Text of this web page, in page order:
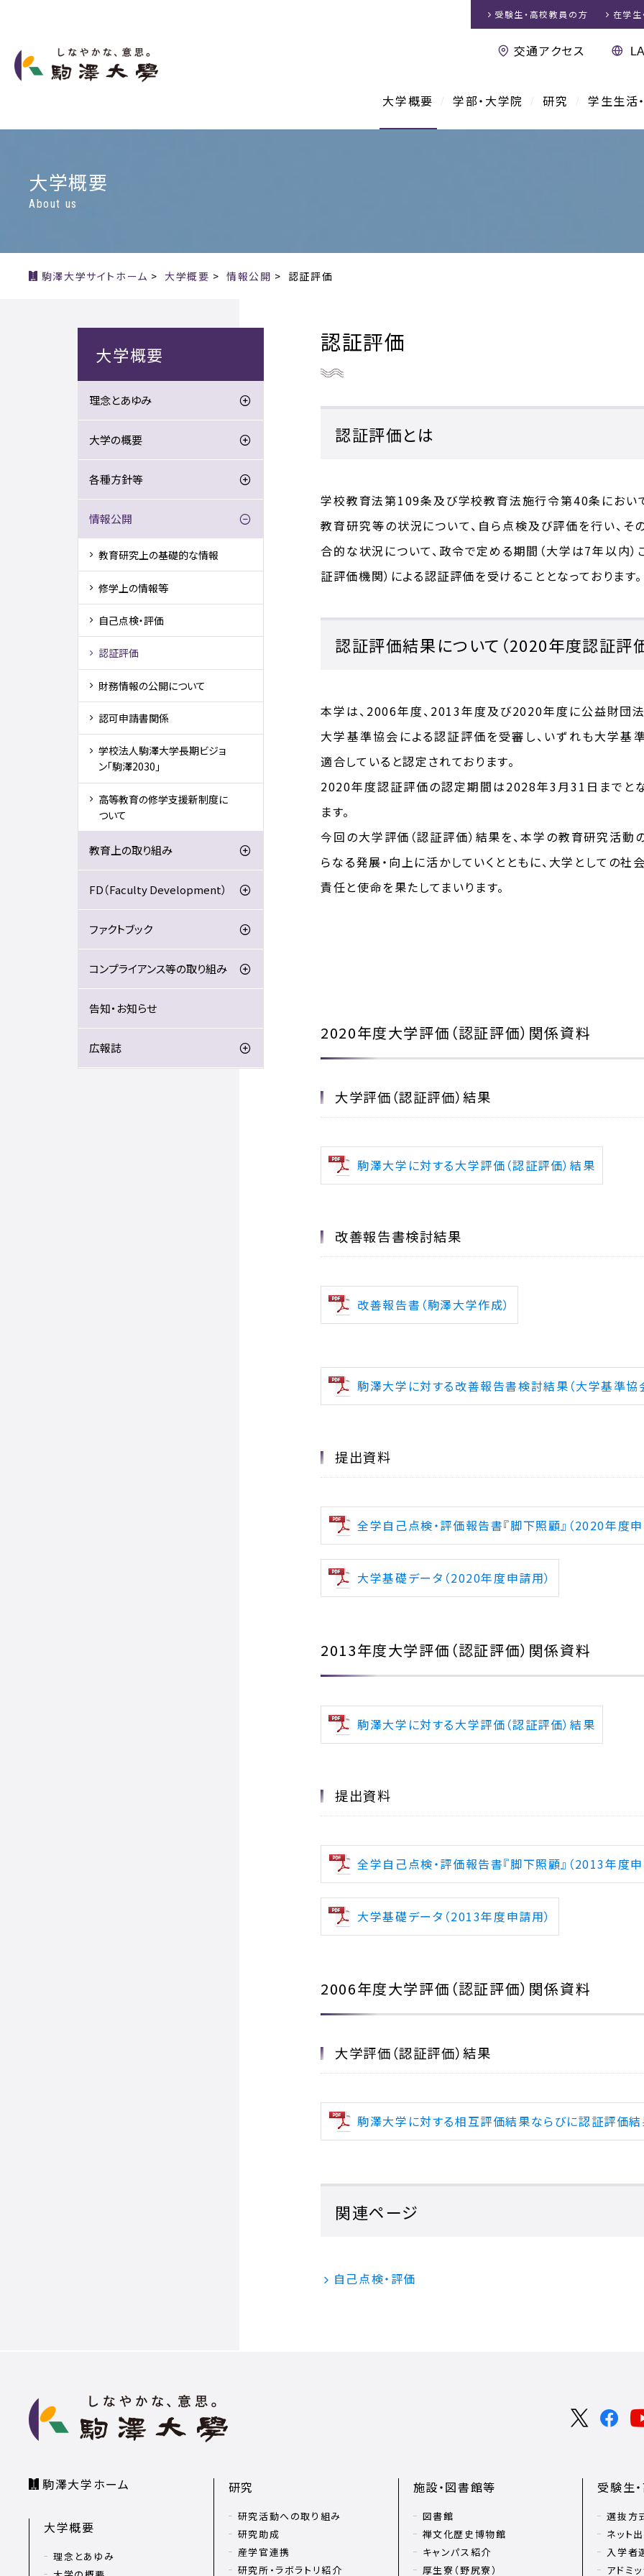
大学概要 学部・大学院 研究 学生生活
受験生・高校教員 の方 在学生
交通アクセス
大学概要
About us
駒澤大学サイトホーム >大学概要 >情報公開 > 認証評価
認証評価
認証評価とは
学校教育法第109条及び学校教育法施行令第40条におい
教育研究等の状況について、自ら点検及び評価を行い、
合的な状況について、政令で定める期間（大学は7年以内
証評価機関）による認証評価を受けることとなっております。
認証評価結果について（2020年度認証評価
本学は、2006年度、2013年度及び2020年度に公益財団
大学基準協会による認証評価を受審し、いずれも大学基
適合していると認定されております。
2020年度認証評価の認定期間は2028年3月31日までと
ます。
今回の大学評価（認証評価）結果を、本学の教育研究活動
らなる発展・向上に活かしていくとともに、大学としての社
責任と使命を果たしてまいります。
2020年度大学評価（認証評価）関係資料
大学評価（認証評価）結果
駒澤大学に対する大学評価（認証評価）結果
改善報告書検討結果
改善報告書（駒澤大学作成）
駒澤大学に対する改善報告書検討結果（大学基準協
提出資料
全学自己点検・評価報告書『脚下照顧』（2020年度申
大学基礎データ（2020年度申請用）
2013年度大学評価（認証評価）関係資料
駒澤大学に対する大学評価（認証評価）結果
提出資料
全学自己点検・評価報告書『脚下照顧』（2013年度申
大学基礎データ（2013年度申請用）
2006年度大学評価（認証評価）関係資料
大学評価（認証評価）結果
駒澤大学に対する相互評価結果ならびに認証評価
関連ページ
自己点検・評価
大学概要
理念とあゆみ
大学の概要
各種方針等
情報公開
教育研究上の基礎的な情報
修学上の情報等
自己点検・評価
認証評価
財務情報の公開について
認可申請書関係
学校法人駒澤大学長期ビジョ
ン「駒澤2030」
高等教育の修学支援新制度に
ついて
教育上の取り組み
FD（Faculty Development）
ファクトブック
コンプライアンス等の取り組み
告知・お知らせ
広報誌
駒澤大学ホーム
大学概要
理念とあゆみ
研究
研究活動への取り組み
研究助成
産学官連携
研究所・ラボラトリ紹介
施設・図書館等
図書館
禅文化歴史博物館
キャンパス紹介
厚生寮（野尻寮）
受験生
選抜方
ネット
入学者
アドミ